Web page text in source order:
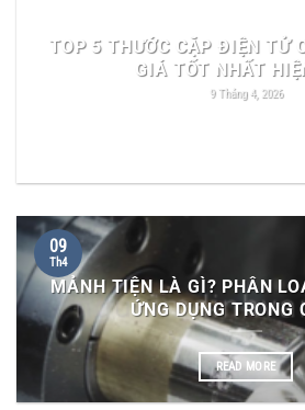
TOP 5 THƯỚC CẶP ĐIỆN TỬ
GIÁ TỐT NHẤT
9 Tháng 4, 2026
MẢNH TIỆN LÀ GÌ? PHÂN
ỨNG DỤNG TRONG
READ MORE
09
Th4